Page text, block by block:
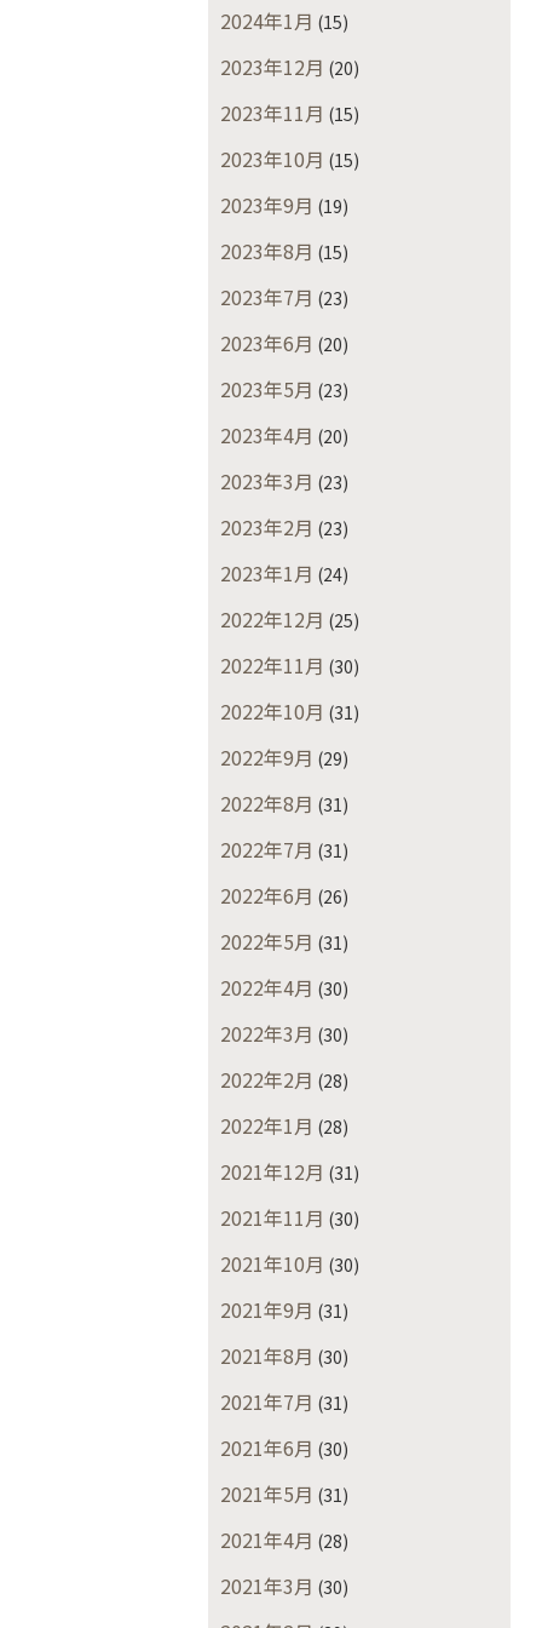
2024年1月 (15)
2023年12月 (20)
2023年11月 (15)
2023年10月 (15)
2023年9月 (19)
2023年8月 (15)
2023年7月 (23)
2023年6月 (20)
2023年5月 (23)
2023年4月 (20)
2023年3月 (23)
2023年2月 (23)
2023年1月 (24)
2022年12月 (25)
2022年11月 (30)
2022年10月 (31)
2022年9月 (29)
2022年8月 (31)
2022年7月 (31)
2022年6月 (26)
2022年5月 (31)
2022年4月 (30)
2022年3月 (30)
2022年2月 (28)
2022年1月 (28)
2021年12月 (31)
2021年11月 (30)
2021年10月 (30)
2021年9月 (31)
2021年8月 (30)
2021年7月 (31)
2021年6月 (30)
2021年5月 (31)
2021年4月 (28)
2021年3月 (30)